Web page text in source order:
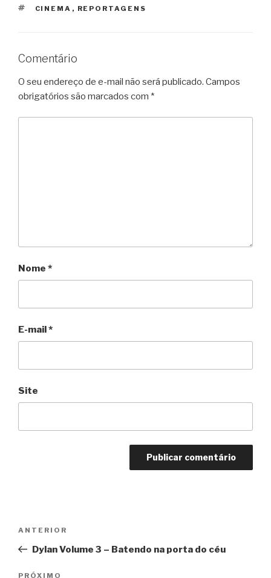
TAGS
CINEMA , REPORTAGENS
Comentário
O seu endereço de e-mail não será publicado. Campos
obrigatórios são marcados com *
Nome *
E-mail*
Site
Post
Anterior
ANTERIOR
Dylan Volume 3 – Batendo na porta do céu
PRÓXIMO